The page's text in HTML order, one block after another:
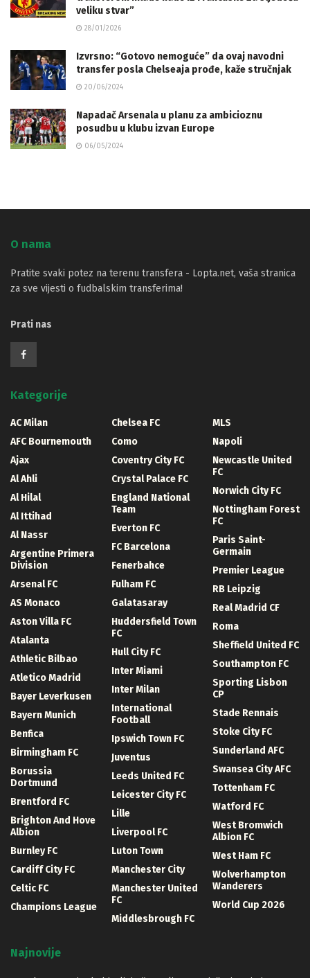
veliku stvar”
28/01/2026
Izvrsno: “Gotovo nemoguće” da ovaj navodni
transfer posla Chelseaja prođe, kaže stručnjak
20/06/2024
Napadač Arsenala u planu za ambicioznu
posudbu u klubu izvan Europe
06/05/2024
O nama
Pratite svaki potez na terenu transfera - Lopta.net, vaša stranica
za sve vijesti o fudbalskim transferima!
Prati nas
Kategorije
AC Milan
AFC Bournemouth
Ajax
Al Ahli
Al Hilal
Al Ittihad
Al Nassr
Argentine Primera
Division
Arsenal FC
AS Monaco
Aston Villa FC
Atalanta
Athletic Bilbao
Atletico Madrid
Bayer Leverkusen
Bayern Munich
Benfica
Birmingham FC
Borussia
Dortmund
Brentford FC
Brighton And Hove
Albion
Burnley FC
Cardiff City FC
Celtic FC
Champions League
Chelsea FC
Como
Coventry City FC
Crystal Palace FC
England National
Team
Everton FC
FC Barcelona
Fenerbahce
Fulham FC
Galatasaray
Huddersfield Town
FC
Hull City FC
Inter Miami
Inter Milan
International
Football
Ipswich Town FC
Juventus
Leeds United FC
Leicester City FC
Lille
Liverpool FC
Luton Town
Manchester City
Manchester United
FC
Middlesbrough FC
MLS
Napoli
Newcastle United
FC
Norwich City FC
Nottingham Forest
FC
Paris Saint-
Germain
Premier League
RB Leipzig
Real Madrid CF
Roma
Sheffield United FC
Southampton FC
Sporting Lisbon
CP
Stade Rennais
Stoke City FC
Sunderland AFC
Swansea City AFC
Tottenham FC
Watford FC
West Bromwich
Albion FC
West Ham FC
Wolverhampton
Wanderers
World Cup 2026
Najnovije